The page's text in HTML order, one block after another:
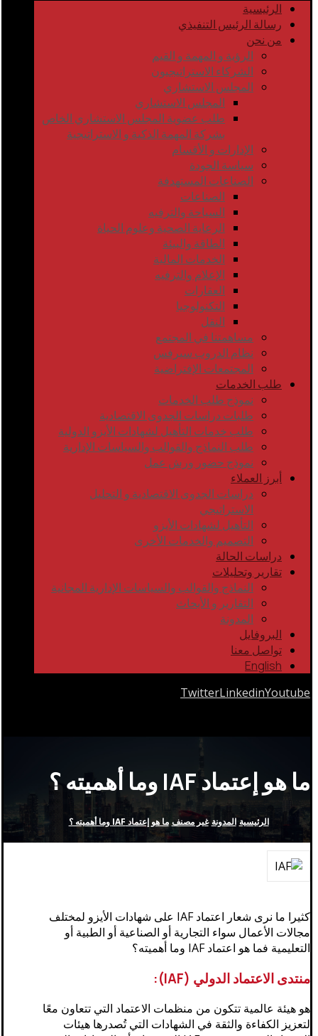
الرئيسية
رسالة الرئيس التنفيذي
من نحن
الرؤية و المهمة و القيم
الشركاء الاستراتيجيون
المجلس الاستشاري
المجلس الاستشاري
طلب عضوية المجلس الاستشاري الخاص
بشركة المهمة الذكية و الاستراتيجية
الإدارات و الأقسام
سياسة الجودة
الصناعات المستهدفة
الصناعات
السياحة والترفيه
الرعاية الصحية وعلوم الحياة
الطاقة والبيئة
الخدمات المالية
الإعلام والترفيه
العقارات
التكنولوجيا
النقل
مساهمتنا في المجتمع
نظام الدروب سيرفس
المجتمعات الإفتراضية
طلب الخدمات
نموذج طلب الخدمات
طلبات دراسات الجدوى الاقتصادية
طلب خدمات التأهيل لشهادات الأيزو الدولية
طلب النماذج والقوالب والسياسات الإدارية
نموذج حضور ورش عمل
أبرز العملاء
دراسات الجدوى الاقتصادية و التحليل
الاستراتيجي
التأهيل لشهادات الأيزو
التصميم والخدمات الأخرى
دراسات الحالة
تقارير وتحليلات
النماذج والقوالب والسياسات الإدارية المجانية
التقارير و الأبحاث
المدونة
البروفايل
تواصل معنا
English
TwitterLinkedinYoutube
ما هو إعتماد IAF وما أهميته ؟
الرئيسية المدونة غير مصنف ما هو إعتماد IAF وما أهميته ؟
كثيرا ما نرى شعار اعتماد IAF على شهادات الأيزو لمختلف
مجالات الأعمال سواء التجارية أو الصناعية أو الطبية أو
التعليمية فما هو اعتماد IAF وما أهميته؟
منتدى الاعتماد الدولي (IAF):
هو هيئة عالمية تتكون من منظمات الاعتماد التي تتعاون معًا
لتعزيز الكفاءة والثقة في الشهادات التي تُصدرها هيئات